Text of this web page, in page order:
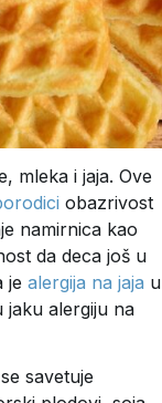
mleka i jaja. Ove
obazrivost
namirnica kao
da deca još u
je alergija na jaja u
jaku alergiju na
savetuje